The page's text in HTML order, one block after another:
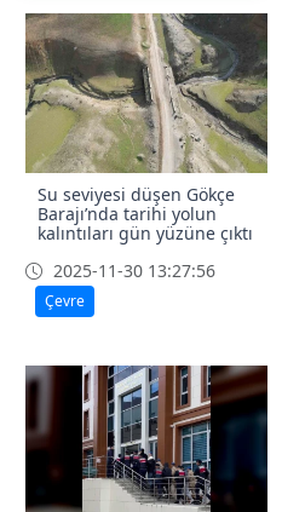
Su seviyesi düşen Gökçe
Barajı’nda tarihi yolun
kalıntıları gün yüzüne çıktı
2025-11-30 13:27:56
Çevre